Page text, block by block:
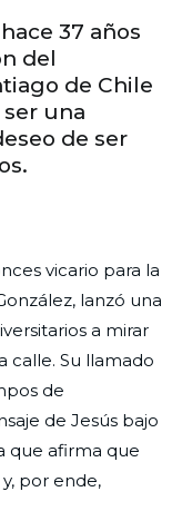
37 años
del
de Chile
una
de ser
vicario para la
lanzó una
a mirar
calle. Su llamado
de
de Jesús bajo
que afirma que
por ende,